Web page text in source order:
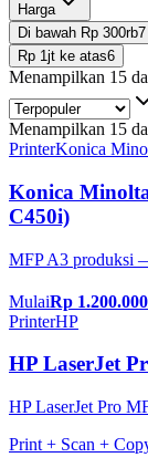
Harga
Di bawah Rp 300rb7
Rp 1jt ke atas6
Menampilkan 15
Menampilkan 15
PrinterKonica
Konica
C450i)
MFP A3 produksi
MulaiRp 1.200.000
PrinterHP
HP LaserJet
HP LaserJet Pro
Print + Scan +